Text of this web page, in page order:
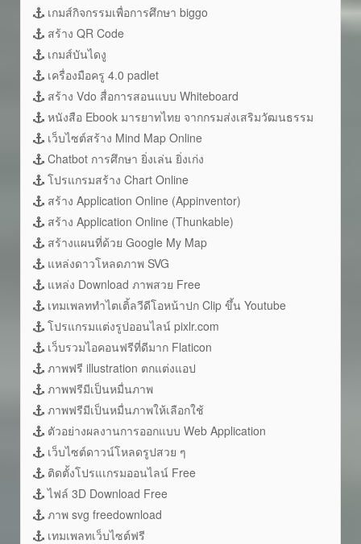
เกมส์กิจกรรมเพื่อการศึกษา biggo
สร้าง QR Code
เกมส์บันไดงู
เครื่องมือครู 4.0 padlet
สร้าง Vdo สื่อการสอนแบบ Whiteboard
หนังสือ Ebook มารยาทไทย จากกรมส่งเสริมวัฒนธรรม
เว็บไซต์สร้าง Mind Map Online
Chatbot การศึกษา ยิ่งเล่น ยิ่งเก่ง
โปรแกรมสร้าง Chart Online
สร้าง Application Online (Appinventor)
สร้าง Application Online (Thunkable)
สร้างแผนที่ด้วย Google My Map
แหล่งดาวโหลดภาพ SVG
แหล่ง Download ภาพสวย Free
เทมเพลททำไตเติ้ลวีดีโอหน้าปก Clip ขึ้น Youtube
โปรแกรมแต่งรูปออนไลน์ pixlr.com
เว็บรวมไอคอนฟรีที่ดีมาก Flaticon
ภาพฟรี illustration ตกแต่งแอป
ภาพฟรีมีเป็นหมื่นภาพ
ภาพฟรีมีเป็นหมื่นภาพให้เลือกใช้
ตัวอย่างผลงานการออกแบบ Web Application
เว็บไซต์ดาวน์โหลดรูปสวย ๆ
ติดตั้งโปรแเกรมออนไลน์ Free
ไฟล์ 3D Download Free
ภาพ svg freedownload
เทมเพลทเว็บไซต์ฟรี